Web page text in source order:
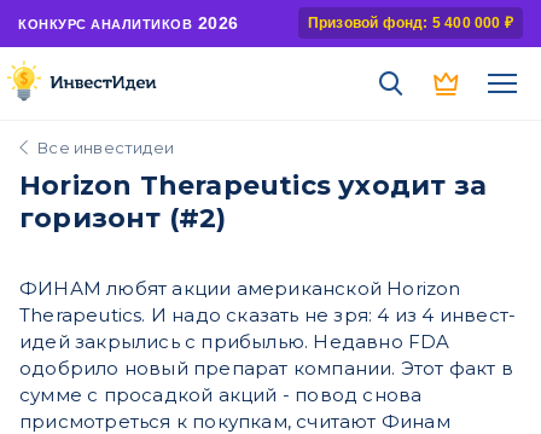
КОНКУРС АНАЛИТИКОВ 2026 Призовой фонд: 5 400 000 ₽
Все инвестидеи
Horizon Therapeutics уходит за
горизонт (#2)
ФИНАМ любят акции американской Horizon
Therapeutics. И надо сказать не зря: 4 из 4 инвест-
идей закрылись с прибылью. Недавно FDA
одобрило новый препарат компании. Этот факт в
сумме с просадкой акций - повод снова
присмотреться к покупкам, считают Финам